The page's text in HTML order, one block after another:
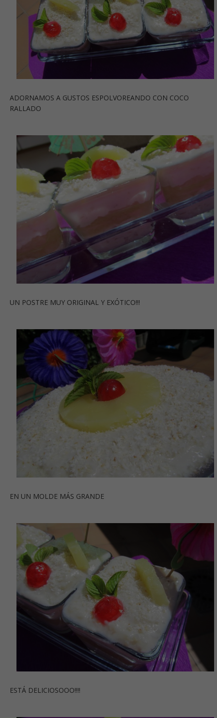
ADORNAMOS A GUSTOS ESPOLVOREANDO CON COCO
RALLADO
UN POSTRE MUY ORIGINAL Y EXÓTICO!!!
EN UN MOLDE MÁS GRANDE
ESTÁ DELICIOSOOO!!!!